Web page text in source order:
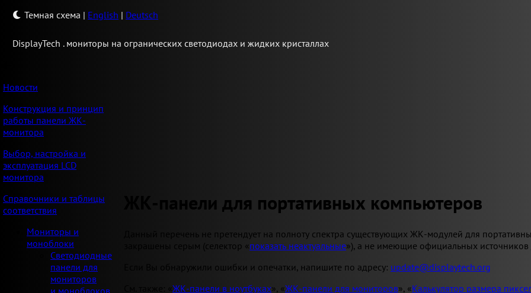
Темная схема | English | Deutsch
DisplayTech . мониторы на огранических светодиодах и жидких кристаллах
Новости
Конструкция и принцип
работы панели ЖК-
монитора
Выбор, настройка и
эксплуатация LCD
монитора
Справочники и таблицы
соответствия
Мониторы и
моноблоки
Светодиодные
панели для
мониторов
и моноблоков
ЖК-панели для портативных компьютеров
Данный перечень не претендует на полноту спектра существующих ЖК-модулей для
закрашены серым (селектор «показать неактуальные»), а не имеющие официальных
Если Вы обнаружили ошибки и опечатки, напишите по адресу: update@displaytech.org
ЖК-панели в ноутбуках», «ЖК-панели для мониторов», «Калькулятор размера